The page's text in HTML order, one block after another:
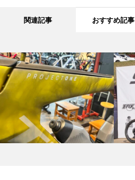
関連記事 おすすめ記事